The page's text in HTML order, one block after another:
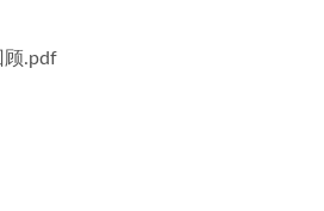
顾.pdf